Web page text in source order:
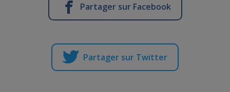
Partager sur Facebook
Partager sur Twitter